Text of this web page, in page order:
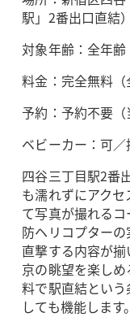
駅」2番出口直結）
対象年齢：全年齢
料金：完全無料（
予約：予約不要（
ベビーカー：可
四谷三丁目駅2番
も濡れずにアク
て写真が撮れる
防ヘリコプター
直撃する内容が
京の眺望を楽し
料で駅直結とい
しても機能します。